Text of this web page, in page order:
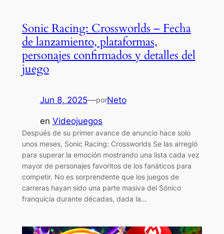
Sonic Racing: Crossworlds – Fecha
de lanzamiento, plataformas,
personajes confirmados y detalles del
juego
Jun 8, 2025—porNeto
en Videojuegos
Después de su primer avance de anuncio hace solo
unos meses, Sonic Racing: Crossworlds Se las arregló
para superar la emoción mostrando una lista cada vez
mayor de personajes favoritos de los fanáticos para
competir. No es sorprendente que los juegos de
carreras hayan sido una parte masiva del Sónico
franquicia durante décadas, dada la…